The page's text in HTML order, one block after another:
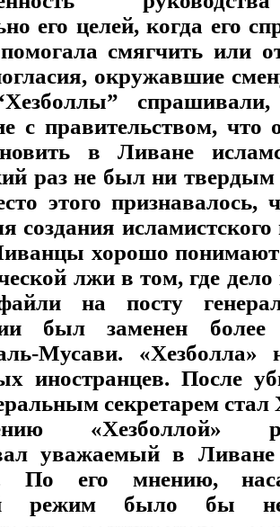
его целей, когда его
смягчить или
окружавшие
с правительством, что
в Ливане
раз не был ни
этого признавалось,
создания исламистского
хорошо
лжи в том, где дело
на посту
был заменен
Мусави. «Хезболла»
иностранцев. После
секретарем
«Хезболлой»
уважаемый в
По его мнению,
режим было бы